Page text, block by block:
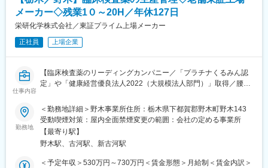
採取基準や保存管理基準、衛生管理基準、品質管理基準に基づい
て医師が細菌検査・ウイルス検査の調整、細菌検査等のチェック
を行っています。
業界でもトップクラスの基準で安全性を確保する体制を整えてい
ます。
■組織体制と研修体制
40代の部長のもと、３０代～２０代の比較的若いメンバーが６名
在籍しています。当社は全体の半数が外国籍人材であり、当部署
です。
当ポジションは部長がラインマネージャーとなり、メンバー６名
の業務マネジメントを担っていただきます。（メンバーの人事評
価は部長が担当します）
■当社について
メーカー◇残業1０～20H／年休127日
栄研化学株式会社／東証プライム上場メーカー
正社員 上場企業
仕事内容
【臨床検査薬のリーディングカンパニー／「プラチナくるみん認
定」や「健康経営優良法人2022（大規模法人部門）」取得／腰を
■職務内容：
当社製造品（臨床検査薬等）の
・需要予測（販売計画の把握・需要計画作成）
・生産計画の立案と進捗管理（中長期～短期）
・関連部門との生産調整業務
勤務地
＜勤務地詳細＞野木事業所住所：栃木県下都賀郡野木町野木143
受動喫煙対策：屋内全面禁煙変更の範囲：会社の定める事業所
【最寄り駅】
野木駅、古河駅、新古河駅
＜予定年収＞530万円～730万円＜賃金形態＞月給制＜賃金内訳＞